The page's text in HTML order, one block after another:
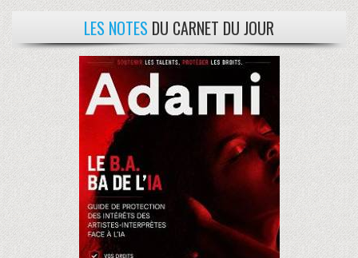
LES NOTES DU CARNET DU JOUR